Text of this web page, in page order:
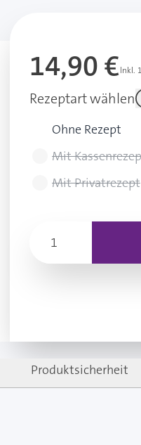
14,90 €Inkl.
Rezeptart wählen
Ohne Rezept
Mit
Mit Privatrezept
Produktsicherheit